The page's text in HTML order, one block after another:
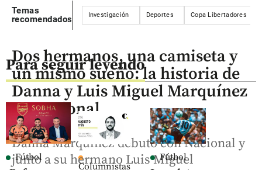
Temas
recomendados
Investigación Deportes Copa Libertadores
Para seguir leyendo
Fútbol
Columnistas
Fútbol
Dos hermanos, una camiseta y
un mismo sueño: la historia de
Danna y Luis Miguel Marquínez
en Nacional
Danna Marquínez debutó con Nacional y
junto a su hermano Luis Miguel